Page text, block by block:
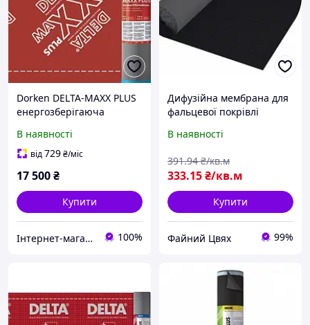
Dorken DELTA-MAXX PLUS
енергозберігаюча
дифузійна мембрана
В наявності
від729₴/міс
17 500₴
Купити
Інтернет-магазин "PL-BUD" 100%
Дифузійна мембрана для
фальцевої покрівлі
м² 1.50х25м
В наявності
333.15₴/кв.м
391.94 ₴/кв.м
Купити
Файний Цвях 99%